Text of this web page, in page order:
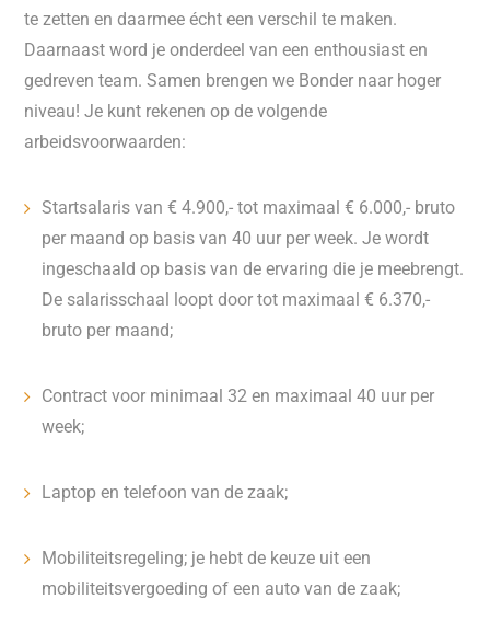
te zetten en daarmee écht een verschil te maken.
Daarnaast word je onderdeel van een enthousiast en
gedreven team. Samen brengen we Bonder naar hoger
niveau! Je kunt rekenen op de volgende
arbeidsvoorwaarden:
Startsalaris van € 4.900,- tot maximaal € 6.000,- bruto
per maand op basis van 40 uur per week. Je wordt
ingeschaald op basis van de ervaring die je meebrengt.
De salarisschaal loopt door tot maximaal € 6.370,-
bruto per maand;
Contract voor minimaal 32 en maximaal 40 uur per
week;
Laptop en telefoon van de zaak;
Mobiliteitsregeling; je hebt de keuze uit een
mobiliteitsvergoeding of een auto van de zaak;